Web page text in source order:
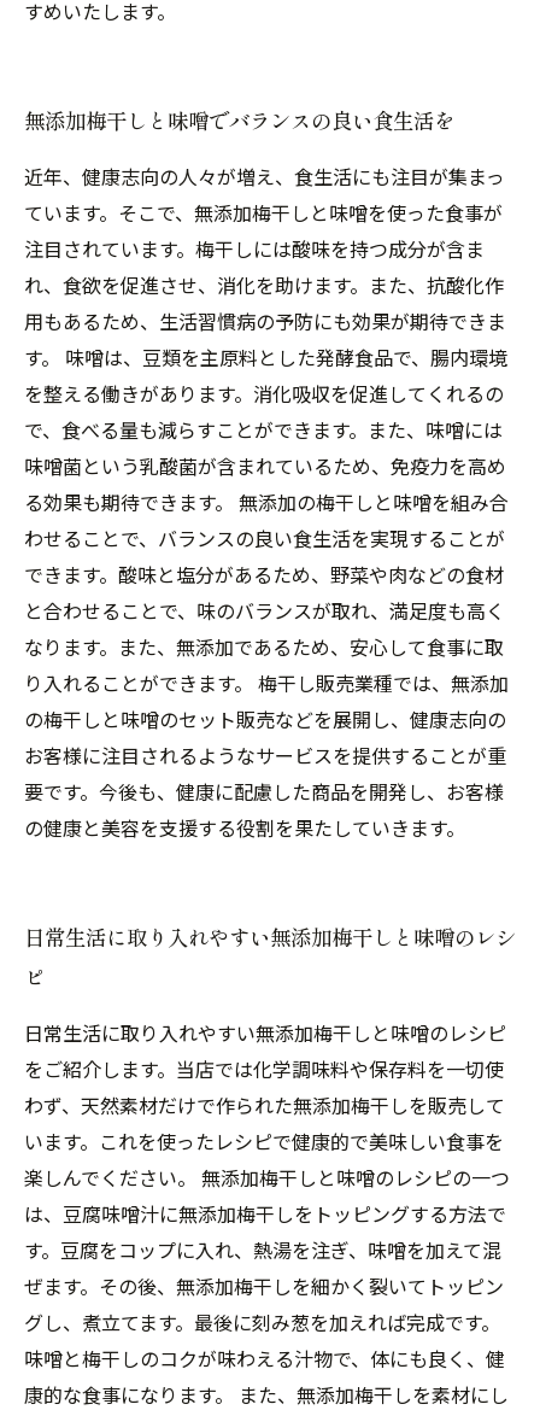
すめいたします。
無添加梅干しと味噌でバランスの良い食生活を
近年、健康志向の人々が増え、食生活にも注目が集まっ
ています。そこで、無添加梅干しと味噌を使った食事が
注目されています。梅干しには酸味を持つ成分が含ま
れ、食欲を促進させ、消化を助けます。また、抗酸化作
用もあるため、生活習慣病の予防にも効果が期待できま
す。 味噌は、豆類を主原料とした発酵食品で、腸内環境
を整える働きがあります。消化吸収を促進してくれるの
で、食べる量も減らすことができます。また、味噌には
味噌菌という乳酸菌が含まれているため、免疫力を高め
る効果も期待できます。 無添加の梅干しと味噌を組み合
わせることで、バランスの良い食生活を実現することが
できます。酸味と塩分があるため、野菜や肉などの食材
と合わせることで、味のバランスが取れ、満足度も高く
なります。また、無添加であるため、安心して食事に取
り入れることができます。 梅干し販売業種では、無添加
の梅干しと味噌のセット販売などを展開し、健康志向の
お客様に注目されるようなサービスを提供することが重
要です。今後も、健康に配慮した商品を開発し、お客様
の健康と美容を支援する役割を果たしていきます。
日常生活に取り入れやすい無添加梅干しと味噌のレシ
ピ
日常生活に取り入れやすい無添加梅干しと味噌のレシピ
をご紹介します。当店では化学調味料や保存料を一切使
わず、天然素材だけで作られた無添加梅干しを販売して
います。これを使ったレシピで健康的で美味しい食事を
楽しんでください。 無添加梅干しと味噌のレシピの一つ
は、豆腐味噌汁に無添加梅干しをトッピングする方法で
す。豆腐をコップに入れ、熱湯を注ぎ、味噌を加えて混
ぜます。その後、無添加梅干しを細かく裂いてトッピン
グし、煮立てます。最後に刻み葱を加えれば完成です。
味噌と梅干しのコクが味わえる汁物で、体にも良く、健
康的な食事になります。 また、無添加梅干しを素材にし